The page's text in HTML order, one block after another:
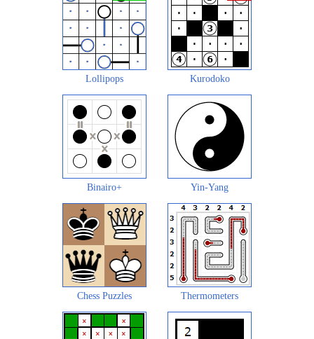
Lollipops Kurodoko
Binairo+ Yin-Yang
Chess Puzzles Thermometers